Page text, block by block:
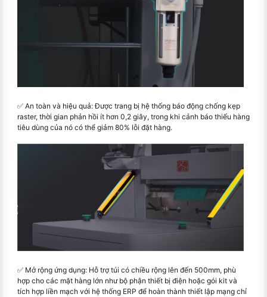
✅ An toàn và hiệu quả: Được trang bị hệ thống báo động chống kẹp
raster, thời gian phản hồi ít hơn 0,2 giây, trong khi cảnh báo thiếu hàng
tiêu dùng của nó có thể giảm 80% lỗi đặt hàng.
✅ Mở rộng ứng dụng: Hỗ trợ túi có chiều rộng lên đến 500mm, phù
hợp cho các mặt hàng lớn như bộ phận thiết bị điện hoặc gói kit và
tích hợp liền mạch với hệ thống ERP để hoàn thành thiết lập mạng chỉ